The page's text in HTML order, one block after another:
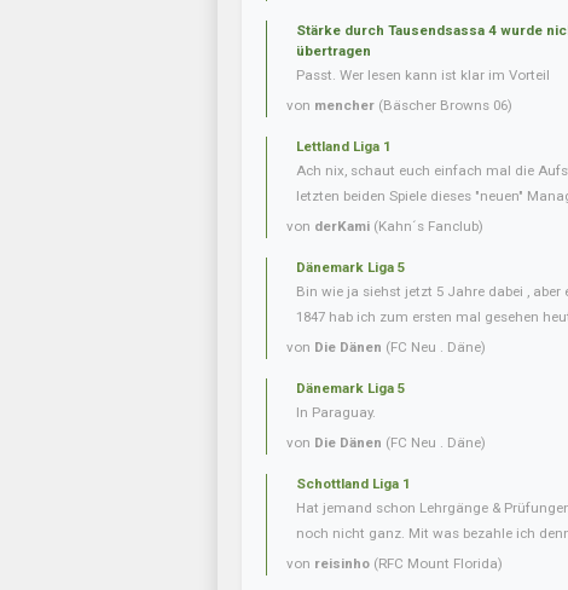
Stärke durch Tausendsassa 4 wurde
übertragen
Passt. Wer lesen kann ist klar im Vorteil
von mencher (Bäscher Browns 06)
Lettland Liga 1
Ach nix, schaut euch einfach mal die
letzten beiden Spiele dieses "neuen"
von derKami (Kahn´s Fanclub)
Dänemark Liga 5
Bin wie ja siehst jetzt 5 Jahre dabei ,
1847 hab ich zum ersten mal gesehen
von Die Dänen (FC Neu . Däne)
Dänemark Liga 5
In Paraguay.
von Die Dänen (FC Neu . Däne)
Schottland Liga 1
Hat jemand schon Lehrgänge &
noch nicht ganz. Mit was bezahle ich
von reisinho (RFC Mount Florida)